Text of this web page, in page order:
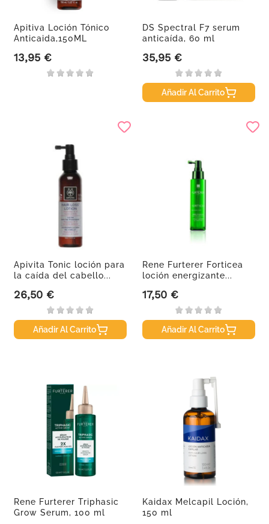
Apitiva Loción Tónico
Anticaida,150ML
Precio
13,95 €
DS Spectral F7 serum
anticaída, 60 ml
Precio
35,95 €
Añadir Al Carrito
Apivita Tonic loción para
la caída del cabello...
Precio
26,50 €
Añadir Al Carrito
Rene Furterer Forticea
loción energizante...
Precio
17,50 €
Añadir Al Carrito
Rene Furterer Triphasic
Grow Serum, 100 ml
Kaidax Melcapil Loción,
150 ml